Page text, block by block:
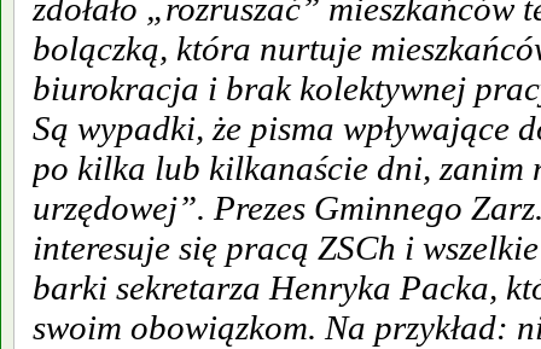
zdołało „rozruszać” mieszkańców
bolączką, która nurtuje
biurokracja i brak kolektywnej
Są wypadki, że pisma wpływające
po kilka lub kilkanaście dni, zanim
urzędowej”. Prezes Gminnego
interesuje się pracą ZSCh i
barki sekretarza Henryka Packa,
swoim obowiązkom. Na przykład: